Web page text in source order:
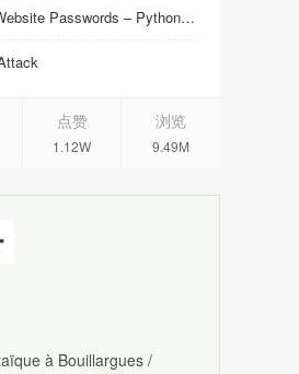
Cracking WordPress Website Passwords – Python Script
点赞
1.12W
浏览
9.49M
à Bouillargues /